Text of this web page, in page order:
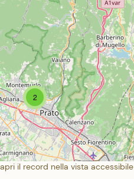
2
apri il record nella vista